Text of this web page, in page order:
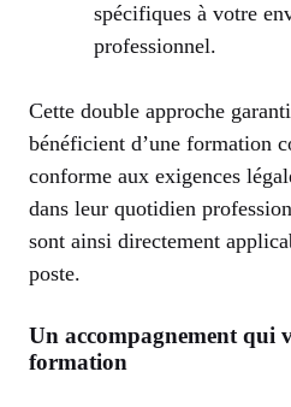
spécifiques à votre
professionnel.
Cette double approche
bénéficient d’une formation
conforme aux exigences
dans leur quotidien
sont ainsi directement
poste.
Un accompagnement qui
formation